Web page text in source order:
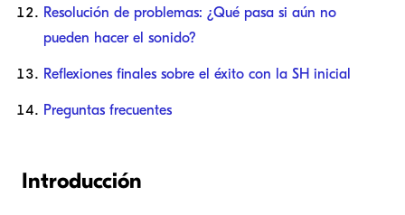
Resolución de problemas: ¿Qué pasa si aún no
pueden hacer el sonido?
Reflexiones finales sobre el éxito con la SH inicial
Preguntas frecuentes
Introducción